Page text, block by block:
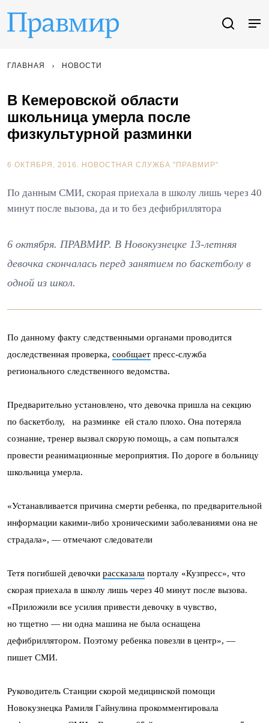
ГЛАВНАЯ НОВОСТИ
В Кемеровской области
школьница умерла после
физкультурной разминки
6 ОКТЯБРЯ, 2016. НОВОСТНАЯ СЛУЖБА "ПРАВМИР"
По данным СМИ, скорая приехала в школу лишь через 40
минут после вызова, да и то без дефибриллятора
6 октября. ПРАВМИР. В Новокузнецке 13-летняя
девочка скончалась перед занятием по баскетболу в
одной из школ.
По данному факту следственными органами проводится
доследственная проверка, сообщает пресс-служба
регионального следственного ведомства.
Предварительно установлено, что девочка пришла на секцию
по баскетболу, на разминке ей стало плохо. Она потеряла
сознание, тренер вызвал скорую помощь, а сам попытался
провести реанимационные мероприятия. По дороге в больницу
школьница умерла.
«Устанавливается причина смерти ребенка, по предварительной
информации какими-либо хроническими заболеваниями она не
страдала», — отмечают следователи
Тетя погибшей девочки рассказала порталу «Кузпресс», что
скорая приехала в школу лишь через 40 минут после вызова.
«Приложили все усилия привести девочку в чувство,
но тщетно — ни одна машина не была оснащена
дефибриллятором. Поэтому ребенка повезли в центр», —
пишет СМИ.
Руководитель Станции скорой медицинской помощи
Новокузнецка Рамиля Гайнулина прокомментировала